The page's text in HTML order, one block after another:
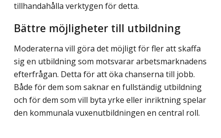
tillhandahålla verktygen för detta.
Bättre möjligheter till utbildning
Moderaterna vill göra det möjligt för fler att skaffa
sig en utbildning som motsvarar arbetsmarknadens
efterfrågan. Detta för att öka chanserna till jobb.
Både för dem som saknar en fullständig utbildning
och för dem som vill byta yrke eller inriktning spelar
den kommunala vuxenutbildningen en central roll.